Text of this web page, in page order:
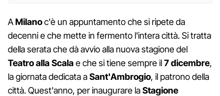
AMilanoc'è un appuntamento che si ripete da
decenni e che mette in fermento l'intera città. Si tratta
della serata che dà avvio alla nuova stagione del
Teatro alla Scalae che si tiene sempre il7 dicembre,
la giornata dedicata aSant'Ambrogio, il patrono della
città. Quest'anno, per inaugurare laStagione